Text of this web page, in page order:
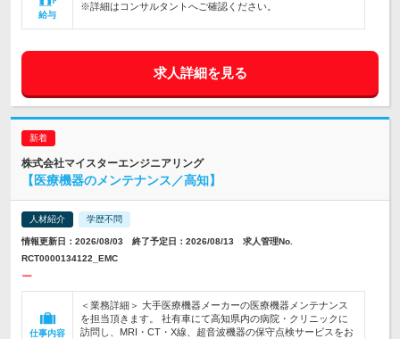
給与
※詳細はコンサルタントへご確認ください。
求人詳細を見る
株式会社マイスターエンジニアリング
【医療機器のメンテナンス／高知】
人材紹介 学歴不問
情報更新日：2026/08/03 終了予定日：2026/08/13 求人管理No.
RCT0000134122_EMC
ー
仕事内容
＜業務詳細＞ 大手医療機器メーカーの医療機器メンテナンス
を担当頂きます。 社有車にて高知県内の病院・クリニックに
訪問し、MRI・CT・X線、超音波機器の保守点検サービスをお